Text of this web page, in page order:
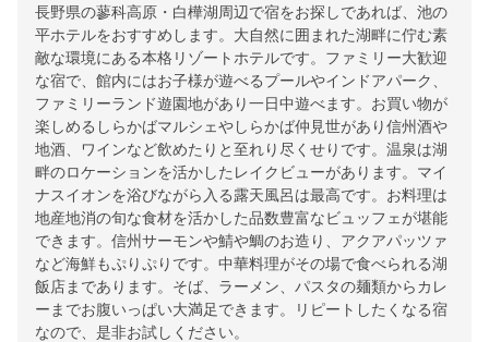
長野県の蓼科高原・白樺湖周辺で宿をお探しであれば、池の
平ホテルをおすすめします。大自然に囲まれた湖畔に佇む素
敵な環境にある本格リゾートホテルです。ファミリー大歓迎
な宿で、館内にはお子様が遊べるプールやインドアパーク、
ファミリーランド遊園地があり一日中遊べます。お買い物が
楽しめるしらかばマルシェやしらかば仲見世があり信州酒や
地酒、ワインなど飲めたりと至れり尽くせりです。温泉は湖
畔のロケーションを活かしたレイクビューがあります。マイ
ナスイオンを浴びながら入る露天風呂は最高です。お料理は
地産地消の旬な食材を活かした品数豊富なビュッフェが堪能
できます。信州サーモンや鯖や鯛のお造り、アクアパッツァ
など海鮮もぷりぷりです。中華料理がその場で食べられる湖
飯店まであります。そば、ラーメン、パスタの麺類からカレ
ーまでお腹いっぱい大満足できます。リピートしたくなる宿
なので、是非お試しください。